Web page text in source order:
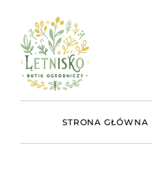
STRONA GŁÓWNA